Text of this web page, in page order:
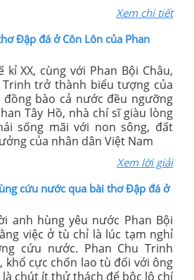
Xem chi tiết
Đập đá ở Côn Lôn của Phan
XX, cùng với Phan Bội Châu,
trở thành biểu tượng của
bào cả nước đều ngưỡng
Tây Hồ, nhà chí sĩ giàu lòng
sống mãi với non sông, đất
của nhân dân Việt Nam
Xem lời giải
cứu nước qua bài thơ Đập đá ở
anh hùng yêu nước Phan Bội
việc ở tù chỉ là lúc tạm nghỉ
cứu nước. Phan Chu Trinh
khổ cực chốn lao tù đối với ông
là chút ít thử thách để bộc lộ chí